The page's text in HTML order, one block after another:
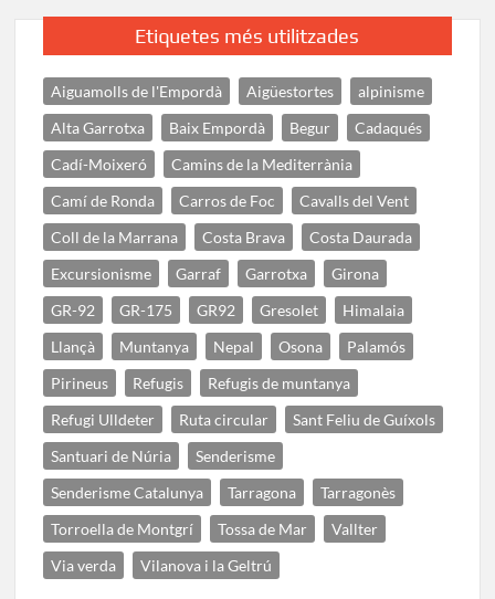
Etiquetes més utilitzades
Aiguamolls de l'Empordà Aigüestortes
alpinisme
Alta Garrotxa
Baix Empordà Begur
Cadaqués
Cadí-Moixeró
Camins de la Mediterrània
Camí de Ronda
Carros de Foc
Cavalls del Vent
Coll de la Marrana
Costa Brava
Costa Daurada
Excursionisme
Garraf Garrotxa
Girona
GR-92
GR-175 GR92 Gresolet
Himalaia
Llançà
Muntanya Nepal Osona
Palamós
Pirineus
Refugis
Refugis de muntanya
Refugi Ulldeter
Ruta circular
Sant Feliu de Guíxols
Santuari de Núria
Senderisme
Senderisme Catalunya
Tarragona
Tarragonès
Torroella de Montgrí
Tossa de Mar
Vallter
Via verda
Vilanova i la Geltrú